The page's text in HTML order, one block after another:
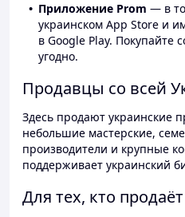
Приложение Prom — в
украинском App Store и
в Google Play. Покупайте
угодно.
Продавцы со всей
Здесь продают украинские
небольшие мастерские,
производители и крупные
поддерживает украинский
Для тех, кто